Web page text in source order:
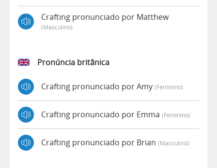
Crafting pronunciado por Matthew
(masculino)
Pronúncia britânica
Crafting pronunciado por Amy (feminino)
Crafting pronunciado por Emma (feminino)
Crafting pronunciado por Brian (masculino)